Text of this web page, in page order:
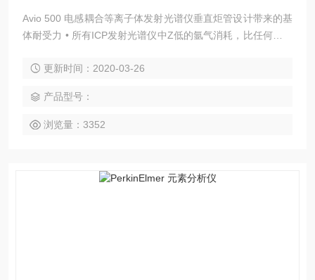
Avio 500 电感耦合等离子体发射光谱仪垂直炬管设计带来的基
体耐受力 • 所有ICP发射光谱仪中Z低的氩气消耗，比任何其他
快。 1.短：开机时间短，即开即用，即关即用，无需待机。 2.
耐：高盐，有机，高盐加有机
更新时间：2020-03-26
产品型号：
浏览量：3352